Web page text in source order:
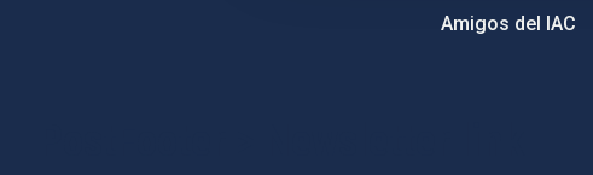
Amigos del IAC